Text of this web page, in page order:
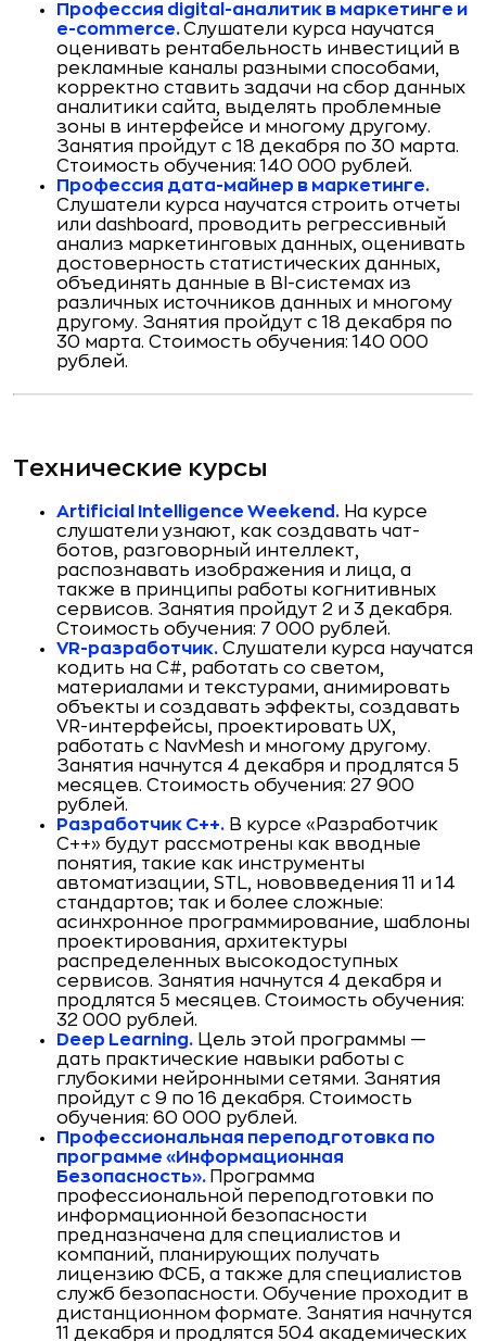
Профессия digital-аналитик в маркетинге и
e-commerce.Слушатели курса научатся
оценивать рентабельность инвестиций в
рекламные каналы разными способами,
корректно ставить задачи на сбор данных
аналитики сайта, выделять проблемные
зоны в интерфейсе и многому другому.
Занятия пройдут с 18 декабря по 30 марта.
Стоимость обучения: 140 000 рублей.
Профессия дата-майнер в маркетинге.
Слушатели курса научатся строить отчеты
или dashboard, проводить регрессивный
анализ маркетинговых данных, оценивать
достоверность статистических данных,
объединять данные в BI-системах из
различных источников данных и многому
другому. Занятия пройдут с 18 декабря по
30 марта. Стоимость обучения: 140 000
рублей.
Технические курсы
Artificial Intelligence Weekend. На курсе
слушатели узнают, как создавать чат-
ботов, разговорный интеллект,
распознавать изображения и лица, а
также в принципы работы когнитивных
сервисов. Занятия пройдут 2 и 3 декабря.
Стоимость обучения: 7 000 рублей.
VR-разработчик. Слушатели курса научатся
кодить на C#, работать со светом,
материалами и текстурами, анимировать
объекты и создавать эффекты, создавать
VR-интерфейсы, проектировать UX,
работать с NavMesh и многому другому.
Занятия начнутся 4 декабря и продлятся 5
месяцев. Стоимость обучения: 27 900
рублей.
Разработчик С++. В курсе «Разработчик
C++» будут рассмотрены как вводные
понятия, такие как инструменты
автоматизации, STL, нововведения 11 и 14
стандартов; так и более сложные:
асинхронное программирование, шаблоны
проектирования, архитектуры
распределенных высокодоступных
сервисов. Занятия начнутся 4 декабря и
продлятся 5 месяцев. Стоимость обучения:
32 000 рублей.
Deep Learning. Цель этой программы —
дать практические навыки работы с
глубокими нейронными сетями. Занятия
пройдут с 9 по 16 декабря. Стоимость
обучения: 60 000 рублей.
Профессиональная переподготовка по
программе «Информационная
Безопасность». Программа
профессиональной переподготовки по
информационной безопасности
предназначена для специалистов и
компаний, планирующих получать
лицензию ФСБ, а также для специалистов
служб безопасности. Обучение проходит в
дистанционном формате. Занятия начнутся
11 декабря и продлятся 504 академических